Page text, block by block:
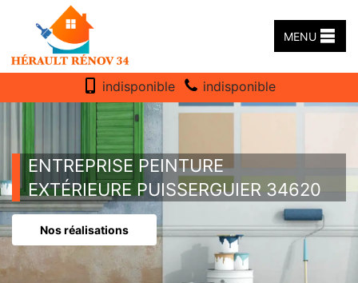
MENU
indisponible indisponible
ENTREPRISE PEINTURE
EXTÉRIEURE PUISSERGUIER 34620
Nos réalisations